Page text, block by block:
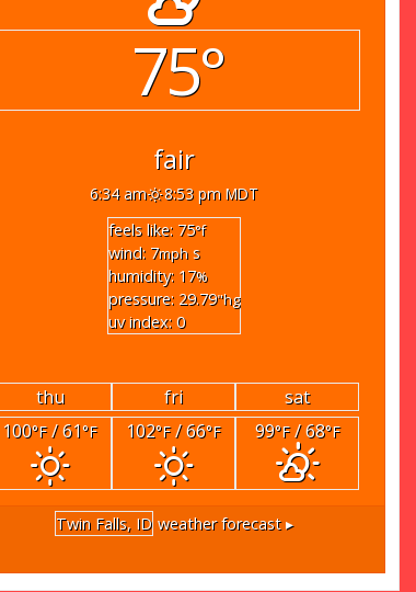
75°
fair
6:34 am
8:53 pm MDT
feels like: 75°f
wind: 7mph s
humidity: 17%
pressure: 29.79"hg
uv index: 0
thu fri
sat
100°F/ 61°F 102°F/ 66°F 99°F/ 68°F
Twin Falls, ID weather forecast ▸